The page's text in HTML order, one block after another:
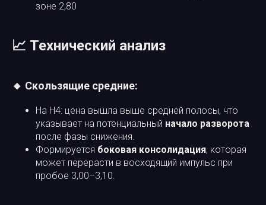
зоне 2,80
📈 Технический анализ
🔸 Скользящие средние:
На H4: цена вышла выше средней полосы, что
указывает на потенциальный начало разворота
после фазы снижения.
Формируется боковая консолидация, которая
может перерасти в восходящий импульс при
пробое 3,00–3,10.